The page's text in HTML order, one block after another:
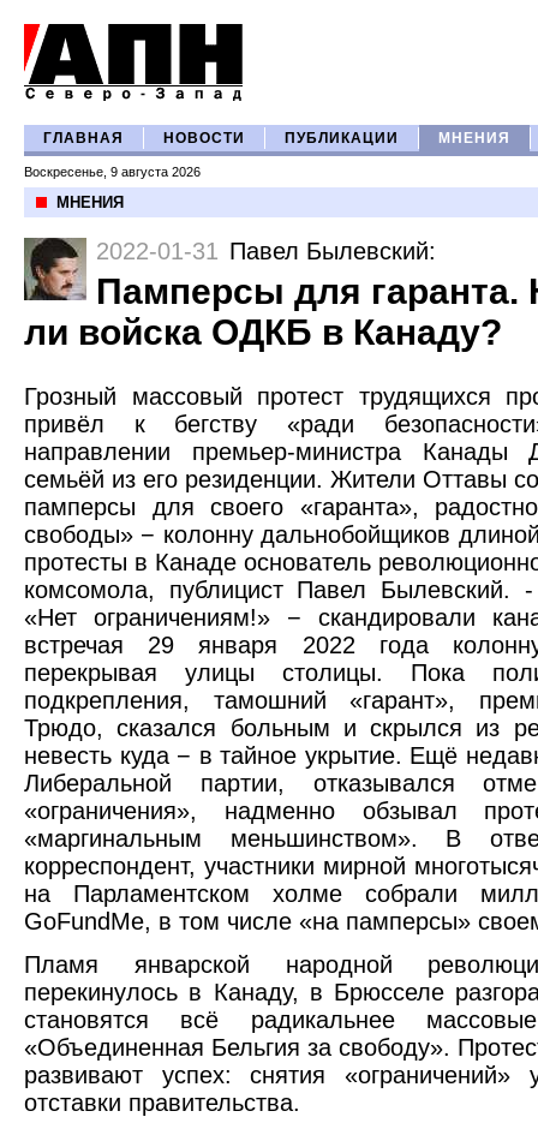
ГЛАВНАЯ НОВОСТИ ПУБЛИКАЦИИ МНЕНИЯ
Воскресенье, 9 августа 2026
МНЕНИЯ
2022-01-31 Павел Былевский:
Памперсы для гаранта.
ли войска ОДКБ в Канаду?
Грозный массовый протест трудящихся
привёл к бегству «ради
направлении премьер-министра
семьёй из его резиденции. Жители Оттавы
памперсы для своего «гаранта»,
свободы» − колонну дальнобойщиков
протесты в Канаде основатель
комсомола, публицист Павел Былевский.
«Нет ограничениям!» − скандировали
встречая 29 января 2022 года
перекрывая улицы столицы. Пока
подкрепления, тамошний «гарант»,
Трюдо, сказался больным и скрылся из
невесть куда − в тайное укрытие. Ещё
Либеральной партии, отказывался
«ограничения», надменно обзывал
«маргинальным меньшинством». В
корреспондент, участники мирной
на Парламентском холме собрали
GoFundMe, в том числе «на памперсы»
Пламя январской народной
перекинулось в Канаду, в Брюсселе
становятся всё радикальнее
«Объединенная Бельгия за свободу».
развивают успех: снятия
отставки правительства.